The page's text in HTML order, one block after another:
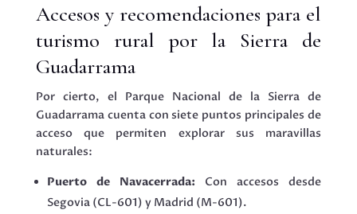
Accesos y recomendaciones para el
turismo rural por la Sierra de
Guadarrama
Por cierto, el Parque Nacional de la Sierra de
Guadarrama cuenta con siete puntos principales de
acceso que permiten explorar sus maravillas
naturales:
Puerto de Navacerrada: Con accesos desde
Segovia (CL-601) y Madrid (M-601).